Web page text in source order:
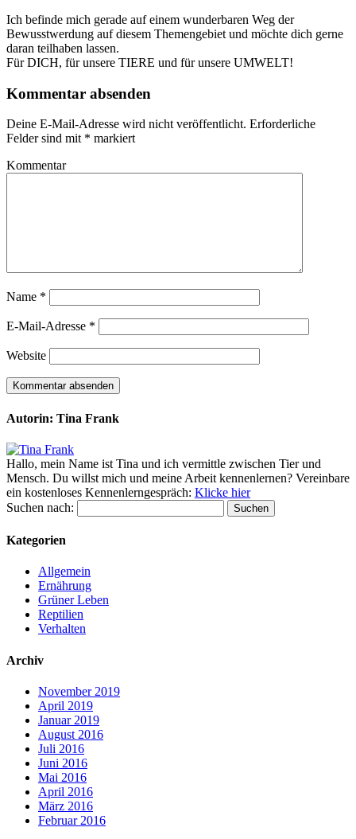
Ich befinde mich gerade auf einem wunderbaren Weg der
Bewusstwerdung auf diesem Themengebiet und möchte dich gerne
daran teilhaben lassen.
Für DICH, für unsere TIERE und für unsere UMWELT!
Kommentar absenden
Deine E-Mail-Adresse wird nicht veröffentlicht. Erforderliche
Felder sind mit * markiert
Kommentar
Name *
E-Mail-Adresse *
Website
Autorin: Tina Frank
Hallo, mein Name ist Tina und ich vermittle zwischen Tier und
Mensch. Du willst mich und meine Arbeit kennenlernen? Vereinbare
ein kostenloses Kennenlerngespräch: Klicke hier
Suchen nach:
Kategorien
Allgemein
Ernährung
Grüner Leben
Reptilien
Verhalten
Archiv
November 2019
April 2019
Januar 2019
August 2016
Juli 2016
Juni 2016
Mai 2016
April 2016
März 2016
Februar 2016